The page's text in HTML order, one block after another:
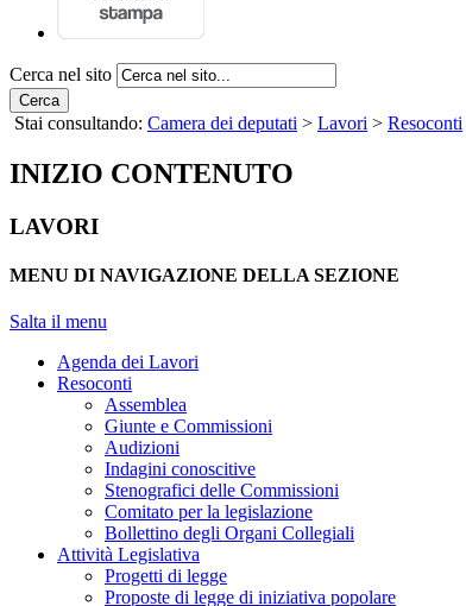
Cerca nel sito
Cerca
Stai consultando: Camera dei deputati > Lavori > Resoconti
INIZIO CONTENUTO
LAVORI
MENU DI NAVIGAZIONE DELLA SEZIONE
Salta il menu
Agenda dei Lavori
Resoconti
Assemblea
Giunte e Commissioni
Audizioni
Indagini conoscitive
Stenografici delle Commissioni
Comitato per la legislazione
Bollettino degli Organi Collegiali
Attività Legislativa
Progetti di legge
Proposte di legge di iniziativa popolare